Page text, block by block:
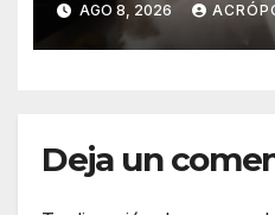
AGO 8, 2026
Deja un